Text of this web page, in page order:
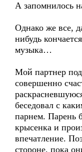
А запомнилось
Однако же все,
нибудь
музыка…
Мой партнер
совершенно
беседовал с
парнем. Парень
крысенка и
впечатление.
стороне, пока